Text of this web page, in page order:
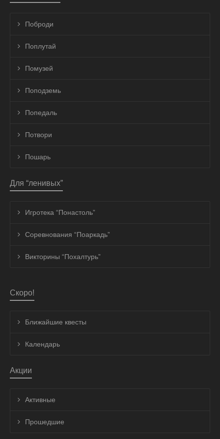
Поброди
Поплутай
Помузей
Поподземь
Попедаль
Потвори
Пошарь
Для “ленивых”
Игротека “Понастоль”
Соревнования “Поаркадь”
Викторины “Похалтурь”
Скоро!
Ближайшие квесты
Календарь
Акции
Активные
Прошедшие